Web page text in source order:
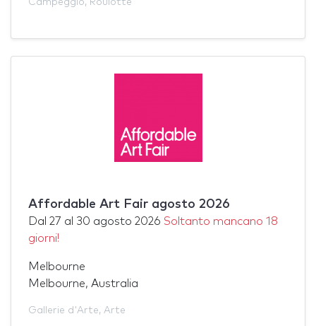
Affordable Art Fair agosto 2026
Dal 27 al 30 agosto 2026 Soltanto mancano 18
giorni!
Melbourne
Melbourne, Australia
Gallerie d'Arte, Arte